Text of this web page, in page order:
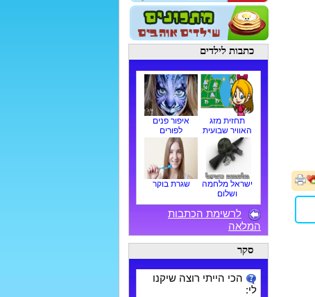
כתבות לילדים
תחזית מזג
האוויר שבועית
איפור פנים
לפורים
ישראל מלחמה
ושלום
שגרת בוקר
לרשימת הכתבות
המלאה
סקר
הכי הייתי רוצה שיקנו
לי: